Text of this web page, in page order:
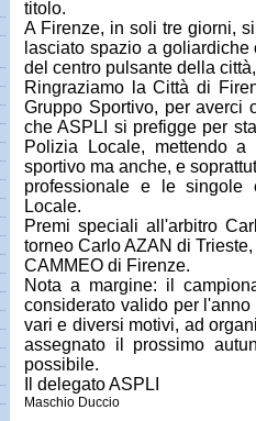
titolo.
A Firenze, in soli tre giorni,
lasciato spazio a
del centro pulsante della
Ringraziamo la Città di
Gruppo Sportivo, per averci
che ASPLI si prefigge per
Polizia Locale, mettendo
sportivo ma anche, e
professionale e le singole
Locale.
Premi speciali all'arbitro
torneo Carlo AZAN di
CAMMEO di Firenze.
Nota a margine: il
considerato valido per
vari e diversi motivi, ad
assegnato il prossimo
possibile.
Il delegato ASPLI
Maschio Duccio